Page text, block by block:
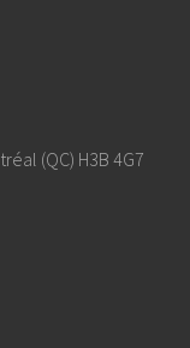
(QC) H3B 4G7